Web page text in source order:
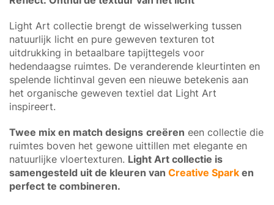
Light Art collectie brengt de wisselwerking tussen
natuurlijk licht en pure geweven texturen tot
uitdrukking in betaalbare tapijttegels voor
hedendaagse ruimtes. De veranderende kleurtinten en
spelende lichtinval geven een nieuwe betekenis aan
het organische geweven textiel dat Light Art
inspireert.
Twee mix en match designs creëren een collectie die
ruimtes boven het gewone uittillen met elegante en
natuurlijke vloertexturen. Light Art collectie is
samengesteld uit de kleuren van Creative Spark en
perfect te combineren.